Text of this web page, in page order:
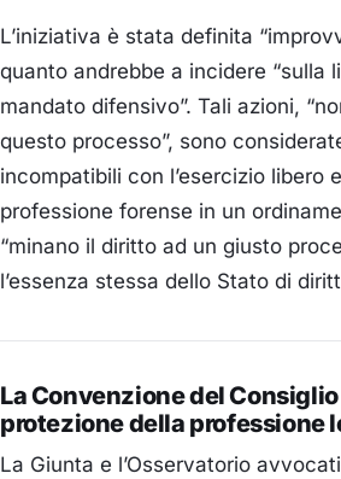
L’iniziativa è stata definita
quanto andrebbe a incidere “sulla
mandato difensivo”. Tali azioni,
questo processo”, sono
incompatibili con l’esercizio libero
professione forense in un
“minano il diritto ad un giusto
l’essenza stessa dello Stato di
La Convenzione del Consiglio
protezione della professione
La Giunta e l’Osservatorio